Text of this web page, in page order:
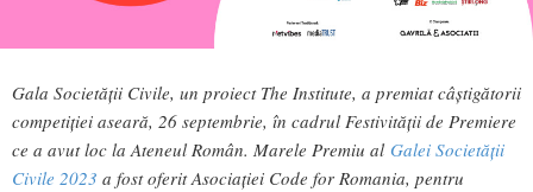
Gala Societății Civile, un proiect The Institute, a premiat câștigătorii
competiției aseară, 26 septembrie, în cadrul Festivității de Premiere
ce a avut loc la Ateneul Român. Marele Premiu al Galei Societății
Civile 2023 a fost oferit Asociației Code for Romania, pentru